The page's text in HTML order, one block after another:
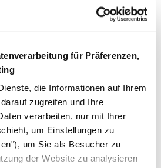
für Präferenzen,
die Informationen auf Ihrem
zugreifen und Ihre
verarbeiten, nur mit Ihrer
um Einstellungen zu
um Sie als Besucher zu
der Website zu analysieren